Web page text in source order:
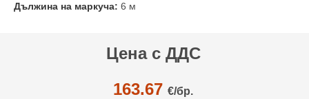
Дължина на маркуча: 6 м
Цена с ДДС
163.67 €/бр.